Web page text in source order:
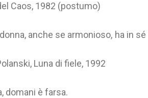
Caos, 1982 (postumo)
anche se armonioso, ha in
Luna di fiele, 1992
domani è farsa.